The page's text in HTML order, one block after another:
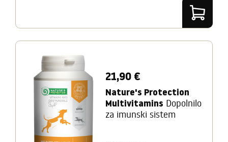
21,90 €
Nature's Protection
Multivitamins Dopolnilo
za imunski sistem